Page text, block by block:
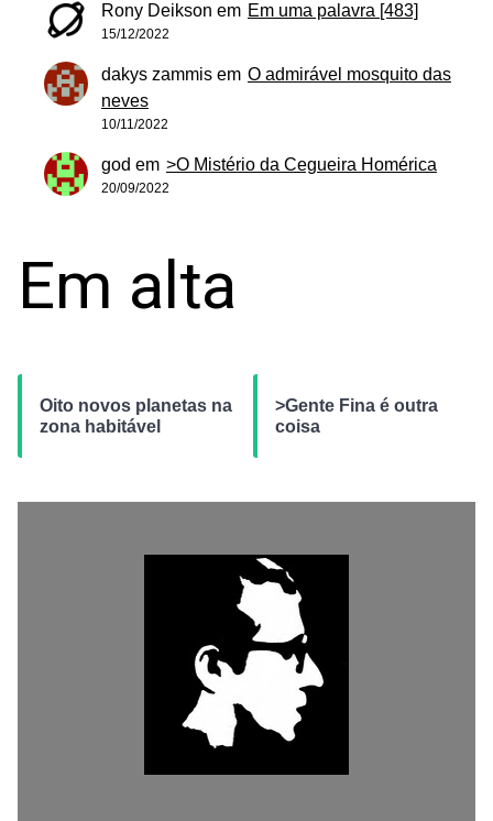
Rony Deikson em Em uma palavra [483]
15/12/2022
dakys zammis em O admirável mosquito das
neves
10/11/2022
god em >O Mistério da Cegueira Homérica
20/09/2022
Em alta
Oito novos planetas na
zona habitável
>Gente Fina é outra
coisa